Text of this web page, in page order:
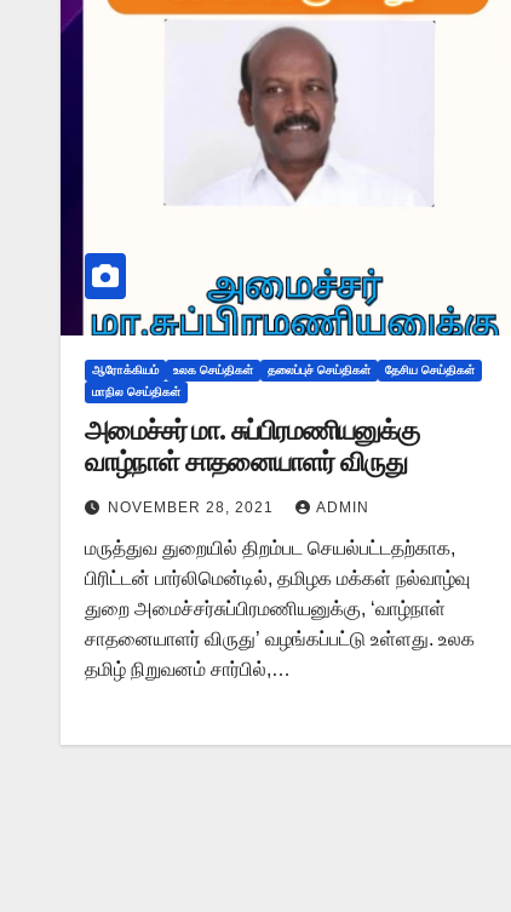
ஆரோக்கியம் உலக செய்திகள் தலைப்புச் செய்திகள்
தேசிய செய்திகள்
மாநில செய்திகள்
அமைச்சர் மா. சுப்பிரமணியனுக்கு
வாழ்நாள் சாதனையாளர் விருது
NOVEMBER 28, 2021 ADMIN
மருத்துவ துறையில் திறம்பட செயல்பட்டதற்காக,
பிரிட்டன் பார்லிமென்டில், தமிழக மக்கள் நல்வாழ்வு
துறை அமைச்சர்சுப்பிரமணியனுக்கு, ‘வாழ்நாள்
சாதனையாளர் விருது’ வழங்கப்பட்டு உள்ளது. உலக
தமிழ் நிறுவனம் சார்பில்,…